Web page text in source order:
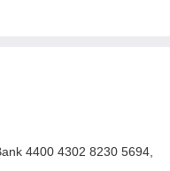
4400 4302 8230 5694,